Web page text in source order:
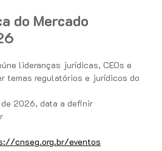
do Mercado
lideranças jurídicas, CEOs e
temas regulatórios e jurídicos do
2026, data a definir
cnseg.org.br/eventos